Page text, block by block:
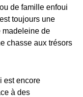
de famille enfoui
toujours une
madeleine de
chasse aux trésors
est encore
à des